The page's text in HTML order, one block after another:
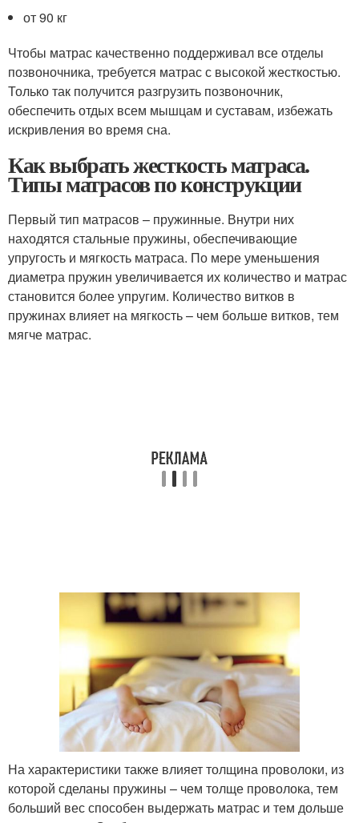
от 90 кг
Чтобы матрас качественно поддерживал все отделы
позвоночника, требуется матрас с высокой жесткостью.
Только так получится разгрузить позвоночник,
обеспечить отдых всем мышцам и суставам, избежать
искривления во время сна.
Как выбрать жесткость матраса.
Типы матрасов по конструкции
Первый тип матрасов – пружинные. Внутри них
находятся стальные пружины, обеспечивающие
упругость и мягкость матраса. По мере уменьшения
диаметра пружин увеличивается их количество и матрас
становится более упругим. Количество витков в
пружинах влияет на мягкость – чем больше витков, тем
мягче матрас.
На характеристики также влияет толщина проволоки, из
которой сделаны пружины – чем толще проволока, тем
больший вес способен выдержать матрас и тем дольше